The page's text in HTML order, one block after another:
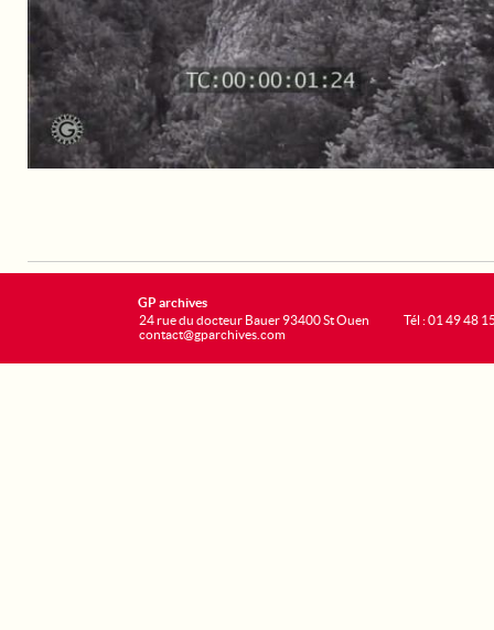
GP archives
24 rue du docteur Bauer 93400 St Ouen
contact@gparchives.com
Tél : 01 49 48